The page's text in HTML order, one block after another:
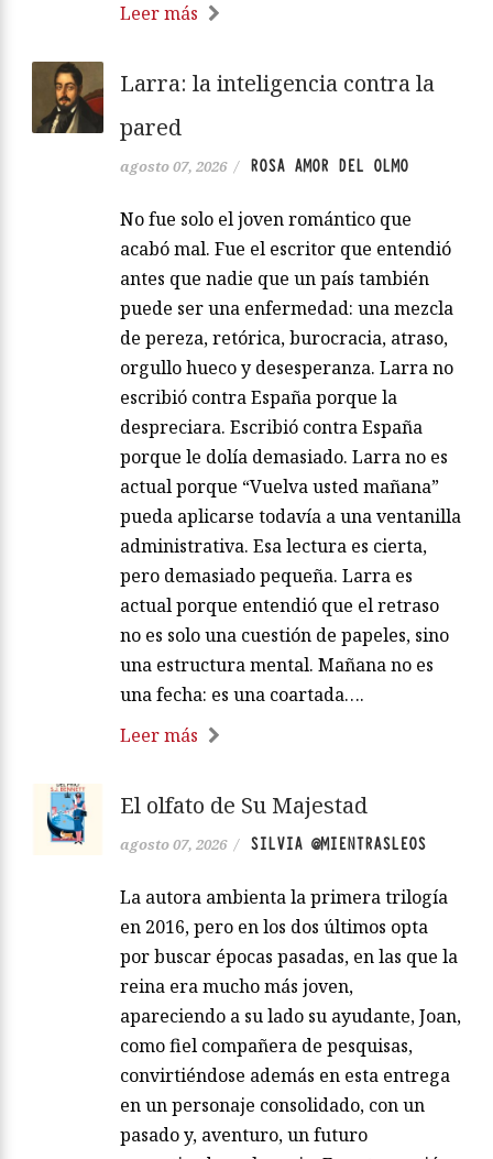
Leer más
Larra: la inteligencia contra la
pared
agosto 07, 2026 / ROSA AMOR DEL OLMO
No fue solo el joven romántico que
acabó mal. Fue el escritor que entendió
antes que nadie que un país también
puede ser una enfermedad: una mezcla
de pereza, retórica, burocracia, atraso,
orgullo hueco y desesperanza. Larra no
escribió contra España porque la
despreciara. Escribió contra España
porque le dolía demasiado. Larra no es
actual porque “Vuelva usted mañana”
pueda aplicarse todavía a una ventanilla
administrativa. Esa lectura es cierta,
pero demasiado pequeña. Larra es
actual porque entendió que el retraso
no es solo una cuestión de papeles, sino
una estructura mental. Mañana no es
una fecha: es una coartada….
Leer más
El olfato de Su Majestad
agosto 07, 2026 / SILVIA @MIENTRASLEOS
La autora ambienta la primera trilogía
en 2016, pero en los dos últimos opta
por buscar épocas pasadas, en las que la
reina era mucho más joven,
apareciendo a su lado su ayudante, Joan,
como fiel compañera de pesquisas,
convirtiéndose además en esta entrega
en un personaje consolidado, con un
pasado y, aventuro, un futuro